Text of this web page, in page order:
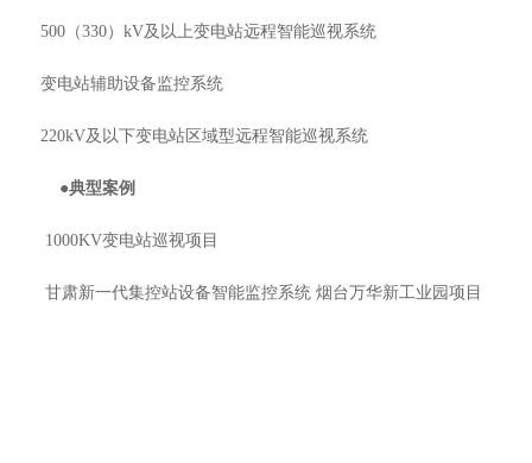
500（330）kV及以上变电站远程智能巡视系统
变电站辅助设备监控系统
220kV及以下变电站区域型远程智能巡视系统
●典型案例
1000KV变电站巡视项目
甘肃新一代集控站设备智能监控系统 烟台万华新工业园项目